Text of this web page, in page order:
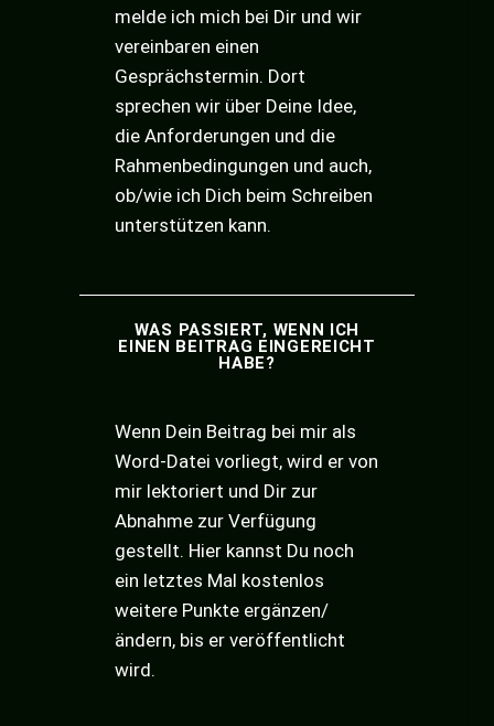
melde ich mich bei Dir und wir
vereinbaren einen
Gesprächstermin. Dort
sprechen wir über Deine Idee,
die Anforderungen und die
Rahmenbedingungen und auch,
ob/wie ich Dich beim Schreiben
unterstützen kann.
WAS PASSIERT, WENN ICH
EINEN BEITRAG EINGEREICHT
HABE?
Wenn Dein Beitrag bei mir als
Word-Datei vorliegt, wird er von
mir lektoriert und Dir zur
Abnahme zur Verfügung
gestellt. Hier kannst Du noch
ein letztes Mal kostenlos
weitere Punkte ergänzen/
ändern, bis er veröffentlicht
wird.